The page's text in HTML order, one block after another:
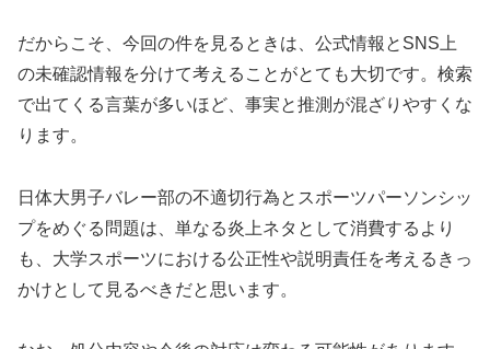
だからこそ、今回の件を見るときは、 公式情報とSNS上
の未確認情報を分けて考えること がとても大切です。検索
で出てくる言葉が多いほど、事実と推測が混ざりやすくな
ります。
日体大男子バレー部の不適切行為とスポーツパーソンシッ
プをめぐる問題は、単なる炎上ネタとして消費するより
も、大学スポーツにおける公正性や説明責任を考えるきっ
かけとして見るべきだと思います。